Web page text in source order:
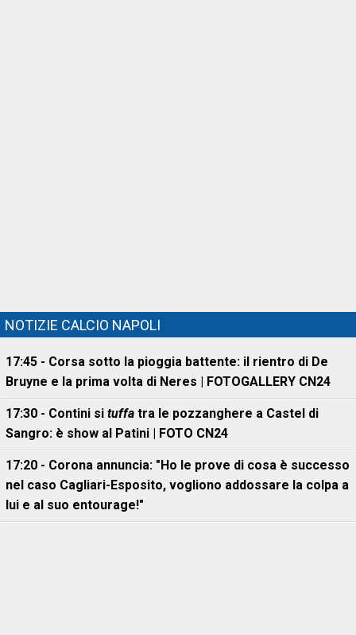
NOTIZIE CALCIO NAPOLI
17:45 - Corsa sotto la pioggia battente: il rientro di De
Bruyne e la prima volta di Neres | FOTOGALLERY CN24
17:30 - Contini si tuffa tra le pozzanghere a Castel di
Sangro: è show al Patini | FOTO CN24
17:20 - Corona annuncia: "Ho le prove di cosa è successo
nel caso Cagliari-Esposito, vogliono addossare la colpa a
lui e al suo entourage!"